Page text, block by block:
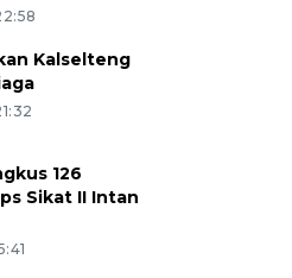
Kalselteng
126
Sikat II Intan